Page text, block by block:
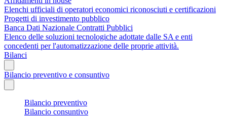
Elenchi ufficiali di operatori economici riconosciuti e certificazioni
Progetti di investimento pubblico
Banca Dati Nazionale Contratti Pubblici
Elenco delle soluzioni tecnologiche adottate dalle SA e enti
concedenti per l'automatizzazione delle proprie attività.
Bilanci
Bilancio preventivo e consuntivo
Bilancio preventivo
Bilancio consuntivo